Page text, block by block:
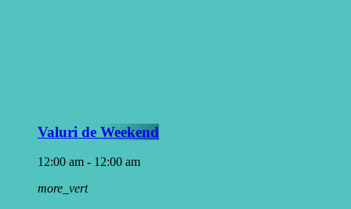
Valuri de Weekend
12:00 am - 12:00 am
more_vert